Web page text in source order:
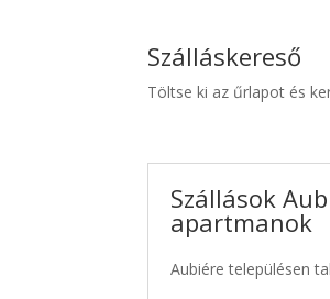
AutóbérlésSzálláskereső
Töltse ki az űrlapot és
Szállások
apartmanok
Aubiére településen